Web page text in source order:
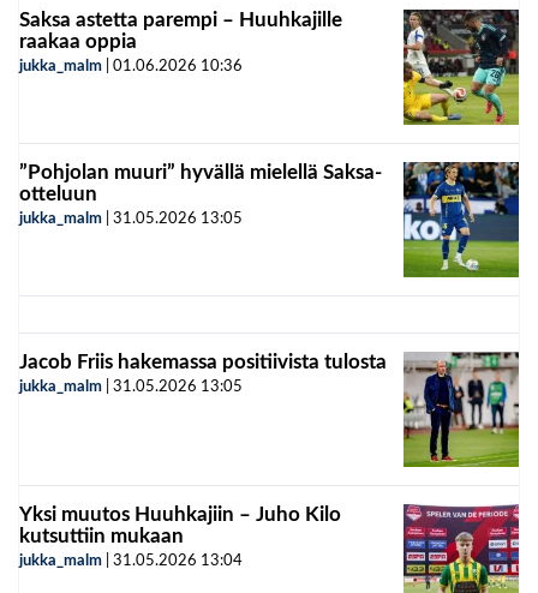
Saksa astetta parempi – Huuhkajille
raakaa oppia
jukka_malm 01.06.2026 10:36
”Pohjolan muuri” hyvällä mielellä Saksa-
otteluun
jukka_malm 31.05.2026 13:05
Jacob Friis hakemassa positiivista tulosta
jukka_malm 31.05.2026 13:05
Yksi muutos Huuhkajiin – Juho Kilo
kutsuttiin mukaan
jukka_malm 31.05.2026 13:04